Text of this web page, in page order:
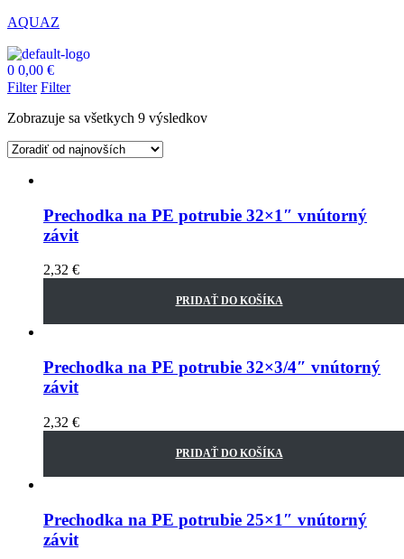
AQUAZ
0 0,00 €
Filter Filter
Zobrazuje sa všetkych 9 výsledkov
Prechodka na PE potrubie 32×1″ vnútorný
závit
2,32 €
PRIDAŤ DO KOŠÍKA
Prechodka na PE potrubie 32×3/4″ vnútorný
závit
2,32 €
PRIDAŤ DO KOŠÍKA
Prechodka na PE potrubie 25×1″ vnútorný
závit